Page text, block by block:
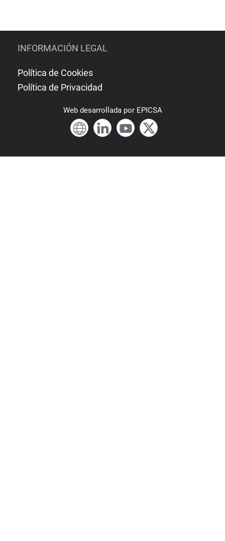
INFORMACIÓN LEGAL
Política de Cookies
Política de Privacidad
Webdesarrollada por EPICSA